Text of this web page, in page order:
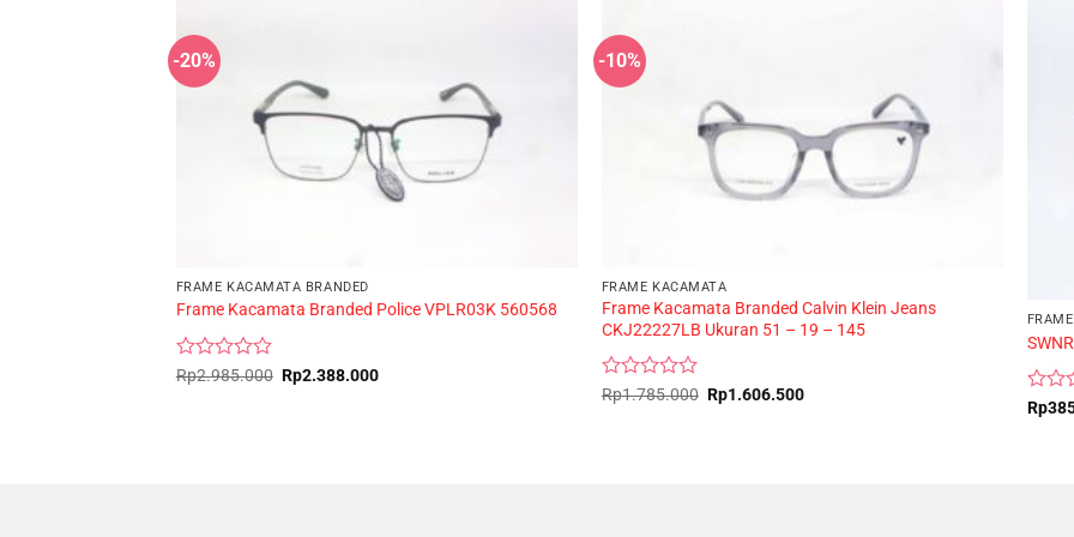
-20%
FRAME KACAMATA BRANDED
Frame Kacamata Branded Police VPLR03K 560568
Rated
Rp2.985.000 Original
price
Rp2.388.000Current
-10%
FRAME KACAMATA
Frame Kacamata Branded Calvin Klein Jeans
CKJ22227LB Ukuran 51 – 19 – 145
Rated
Rp1.785.000 Original
price
Rp1.606.500Current
Rated
Rp